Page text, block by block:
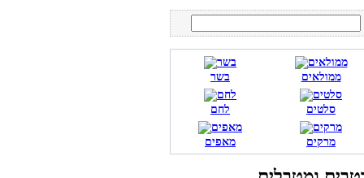
בשר ממולאים
לחם סלטים
מאפים מרקים